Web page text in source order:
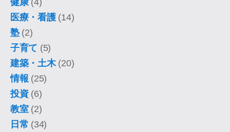
医療・看護(14)
塾(2)
子育て (5)
建築・土木(20)
情報 (25)
投資(6)
教室(2)
日常 (34)